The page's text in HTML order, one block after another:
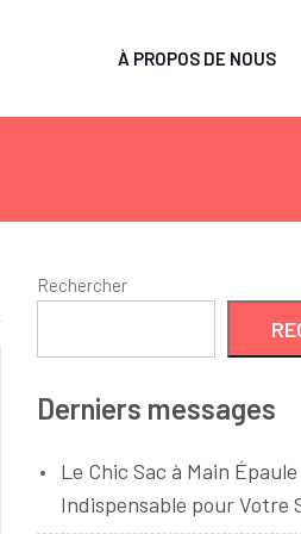
À PROPOS DE NOUS
Rechercher
Derniers messages
Le Chic Sac à Main
Indispensable pour Votre